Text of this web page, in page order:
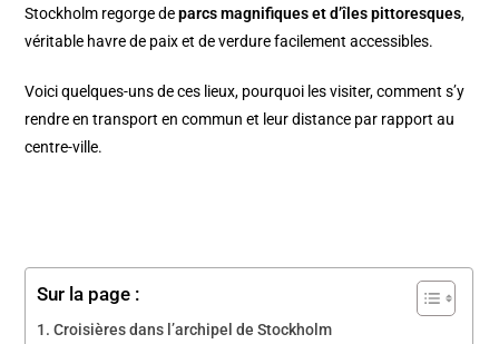
Stockholm regorge deparcs magnifiques et d’îles pittoresques,
véritable havre de paix et de verdure facilement accessibles.
Voici quelques-uns de ces lieux, pourquoi les visiter, comment s’y
rendre en transport en commun et leur distance par rapport au
centre-ville.
Sur la page :
Croisières dans l’archipel de Stockholm